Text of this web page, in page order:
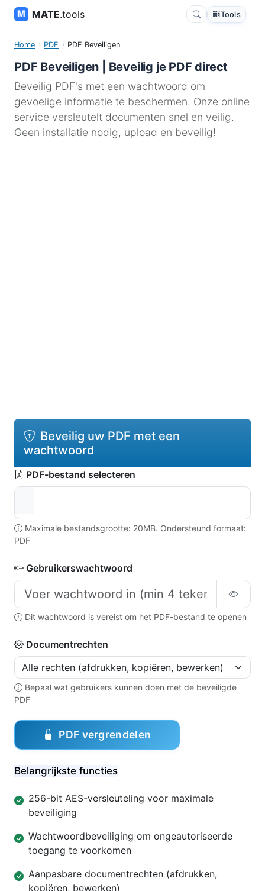
MATE.tools Tools
Home PDF PDF Beveiligen
PDF Beveiligen | Beveilig je PDF direct
Beveilig PDF's met een wachtwoord om
gevoelige informatie te beschermen. Onze online
service versleutelt documenten snel en veilig.
Geen installatie nodig, upload en beveilig!
Beveilig uw PDF met een
wachtwoord
PDF-bestand selecteren
Maximale bestandsgrootte: 20MB. Ondersteund formaat:
PDF
Gebruikerswachtwoord
Dit wachtwoord is vereist om het PDF-bestand te openen
Documentrechten
Bepaal wat gebruikers kunnen doen met de beveiligde
PDF
PDF vergrendelen
Belangrijkste functies
256-bit AES-versleuteling voor maximale
beveiliging
Wachtwoordbeveiliging om ongeautoriseerde
toegang te voorkomen
Aanpasbare documentrechten (afdrukken,
kopiëren, bewerken)